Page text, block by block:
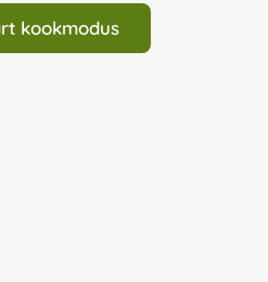
kookmodus